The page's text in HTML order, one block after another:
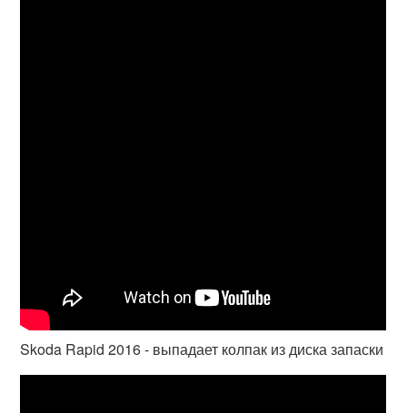
Skoda Rapid 2016 - выпадает колпак из диска запаски